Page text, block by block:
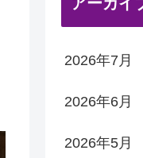
2026年7月
2026年6月
2026年5月